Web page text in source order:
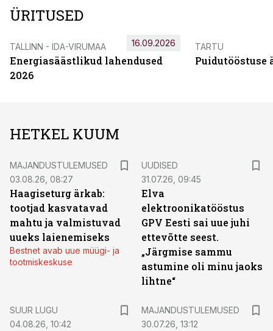
ÜRITUSED
TALLINN - IDA-VIRUMAA
Energiasäästlikud lahendused
2026
16.09.2026 TARTU
Puidutööstuse
HETKEL KUUM
MAJANDUSTULEMUSED
03.08.26, 08:27
Haagiseturg ärkab:
tootjad kasvatavad
mahtu ja valmistuvad
uueks laienemiseks
Bestnet avab uue müügi- ja
tootmiskeskuse
UUDISED
31.07.26, 09:45
Elva
elektroonikatööstus
GPV Eesti sai uue juhi
ettevõtte seest.
„Järgmise sammu
astumine oli minu jaoks
lihtne“
SUUR LUGU
04.08.26, 10:42
MAJANDUSTULEMUSED
30.07.26, 13:12